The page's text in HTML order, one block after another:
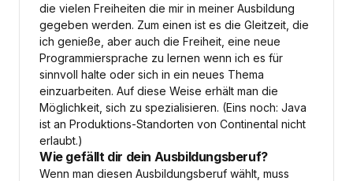
die vielen Freiheiten die mir in meiner Ausbildung
gegeben werden. Zum einen ist es die Gleitzeit, die
ich genieße, aber auch die Freiheit, eine neue
Programmiersprache zu lernen wenn ich es für
sinnvoll halte oder sich in ein neues Thema
einzuarbeiten. Auf diese Weise erhält man die
Möglichkeit, sich zu spezialisieren. (Eins noch: Java
ist an Produktions-Standorten von Continental nicht
erlaubt.)
Wie gefällt dir dein Ausbildungsberuf?
Wenn man diesen Ausbildungsberuf wählt, muss